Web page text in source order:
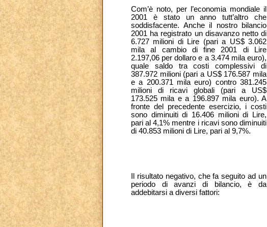
Com’è noto, per l’economia mondiale il
2001 è stato un anno tutt’altro che
soddisfacente. Anche il nostro bilancio
2001 ha registrato un disavanzo netto di
6.727 milioni di Lire (pari a US$ 3.062
mila al cambio di fine 2001 di Lire
2.197,06 per dollaro e a 3.474 mila euro),
quale saldo tra costi complessivi di
387.972 milioni (pari a US$ 176.587 mila
e a 200.371 mila euro) contro 381.245
milioni di ricavi globali (pari a US$
173.525 mila e a 196.897 mila euro). A
fronte del precedente esercizio, i costi
sono diminuiti di 16.406 milioni di Lire,
pari al 4,1% mentre i ricavi sono diminuiti
di 40.853 milioni di Lire, pari al 9,7%.
Il risultato negativo, che fa seguito ad un
periodo di avanzi di bilancio, è da
addebitarsi a diversi fattori: